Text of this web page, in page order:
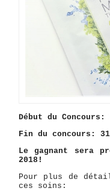
Début du Concours:
Fin du concours:
Le gagnant sera
2018!
Pour plus de
ces soins: